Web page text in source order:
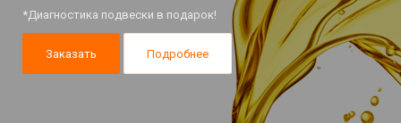
*Диагностика подвески в подарок!
Заказать Подробнее